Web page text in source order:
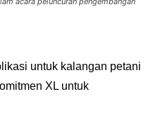
untuk kalangan petani
XL untuk